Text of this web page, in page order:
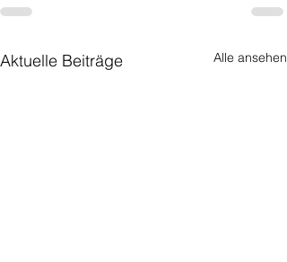
Aktuelle Beiträge Alle ansehen